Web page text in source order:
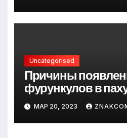
Uncategorised
Причины
фурункулов в
МАР 20, 2023